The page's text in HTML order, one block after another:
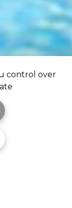
control over